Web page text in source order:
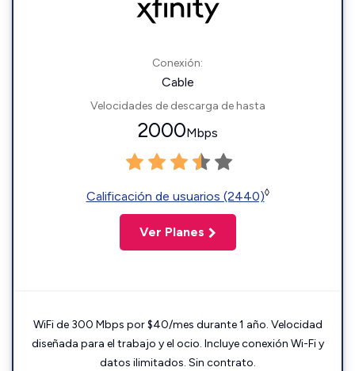
Conexión:
Cable
Velocidades de descarga de hasta
2000Mbps
Calificación de usuarios (2440)◊
Ver Planes
WiFi de 300 Mbps por $40/mes durante 1 año. Velocidad
diseñada para el trabajo y el ocio. Incluye conexión Wi-Fi y
datos ilimitados. Sin contrato.